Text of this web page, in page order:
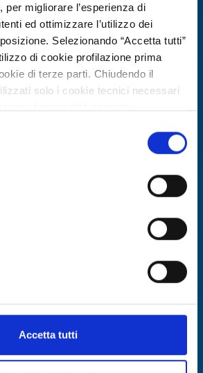
per migliorare l’esperienza di
ed ottimizzare l’utilizzo dei
Selezionando “Accetta tutti”
di cookie profilazione prima
di terze parti. Chiudendo il
solo i cookie tecnici necessari
consulta la nostra cookie policy.
it/co
it/pr
Accetta tutti
per ombrelloni
SCOPRI DI PIÙ →
il13 marzo 2027